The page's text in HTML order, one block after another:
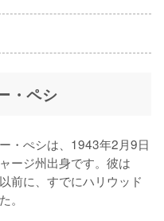
・ペシ
・ぺシは、1943年2月9日
ージ州出身です。彼は
前に、すでにハリウッド